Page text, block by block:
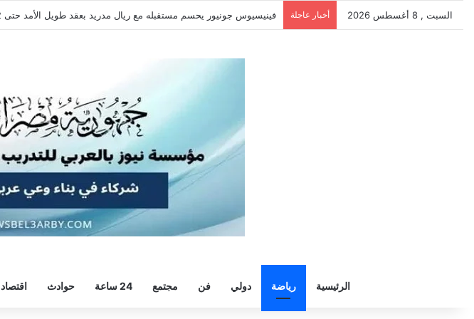
السبت , 8 أغسطس 2026 أخبار عاجلة سيلتيك يكثف مفاوضاته لحسم صفقة هيثم حسن.. واللاعب يُرحب
الرئيسية رياضة دولي فن مجتمع 24 ساعة حوادث اقتصاد